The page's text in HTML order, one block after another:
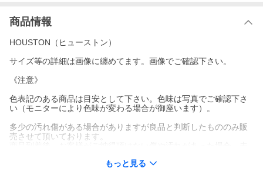
商品情報
HOUSTON（ヒューストン）
サイズ等の詳細は画像に纏めてます。画像でご確認下さい。
《注意》
色表記のある商品は目安として下さい。色味は写真でご確認下さ
い（モニターにより色味が変わる場合が御座います）。
多少の汚れ傷がある場合がありますが良品と判断したもののみ販
売させて頂いております。
合、送料はお客様のご負担となりますので、気になる方は事前に
もっと見る